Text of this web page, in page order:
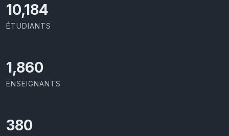
11,110
ÉTUDIANTS
2,029
ENSEIGNANTS
414